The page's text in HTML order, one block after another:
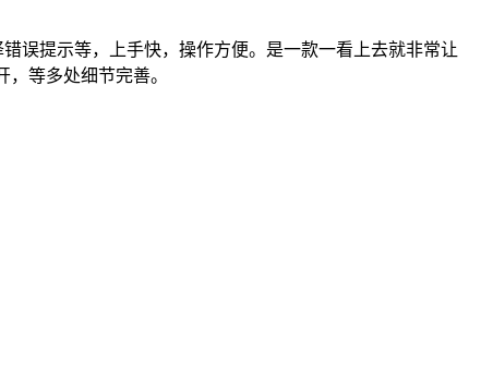
误提示等，上手快，操作方便。是一款一看上去就非常让
等多处细节完善。